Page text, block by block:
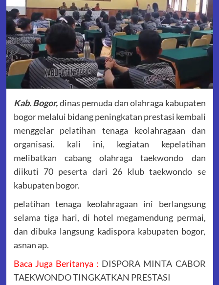
Kab. Bogor,dinas pemuda dan olahraga kabupaten
bogor melalui bidang peningkatan prestasi kembali
menggelar pelatihan tenaga keolahragaan dan
organisasi. kali ini, kegiatan kepelatihan
melibatkan cabang olahraga taekwondo dan
diikuti 70 peserta dari 26 klub taekwondo se
kabupaten bogor.
pelatihan tenaga keolahragaan ini berlangsung
selama tiga hari, di hotel megamendung permai,
dan dibuka langsung kadispora kabupaten bogor,
asnan ap.
Baca Juga Beritanya : DISPORA MINTA CABOR
TAEKWONDO TINGKATKAN PRESTASI